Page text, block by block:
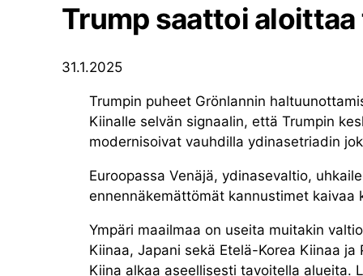
Trump saattoi
31.1.2025
Trumpin puheet Grönlannin
Kiinalle selvän signaalin, että Trumpin
modernisoivat vauhdilla ydinasetriadin
Euroopassa Venäjä, ydinasevaltio,
ennennäkemättömät kannustimet
Ympäri maailmaa on useita muitakin
Kiinaa, Japani sekä Etelä-Korea Kiinaa
Kiina alkaa aseellisesti tavoitella alueita.